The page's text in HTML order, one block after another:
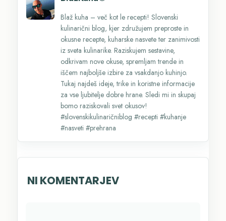
Blaž kuha – več kot le recepti! Slovenski
kulinarični blog, kjer združujem preproste in
okusne recepte, kuharske nasvete ter zanimivosti
iz sveta kulinarike. Raziskujem sestavine,
odkrivam nove okuse, spremljam trende in
iščem najboljše izbire za vsakdanjo kuhinjo.
Tukaj najdeš ideje, trike in koristne informacije
za vse ljubitelje dobre hrane. Sledi mi in skupaj
bomo raziskovali svet okusov!
#slovenskikulinaričniblog #recepti #kuhanje
#nasveti #prehrana
NI KOMENTARJEV